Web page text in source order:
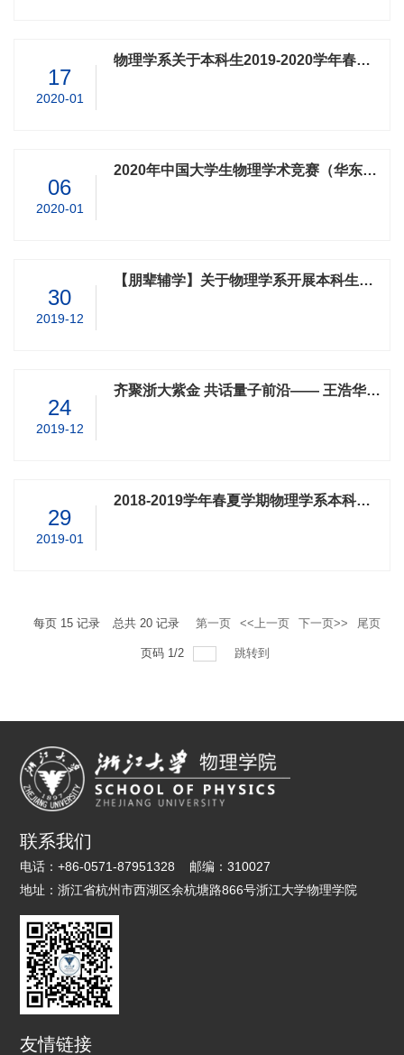
17
2020-01
物理学系关于本科生2019-2020学年春夏学期报到注册的通知
06
2020-01
2020年中国大学生物理学术竞赛（华东赛区）浙江省赛前专题研讨会顺利召开
30
2019-12
【朋辈辅学】关于物理学系开展本科生朋辈辅学的通知
24
2019-12
齐聚浙大紫金 共话量子前沿—— 王浩华教授为全国中学生物理竞赛决赛参赛同学的报告
29
2019-01
2018-2019学年春夏学期物理学系本科生报到注册通知
每页 15记录 总共 20记录 第一页 <<上一页 下一页>> 尾页
页码 1/2 跳转到
联系我们
电话：+86-0571-87951328 邮编：310027
地址：浙江省杭州市西湖区余杭塘路866号浙江大学物理学院
友情链接